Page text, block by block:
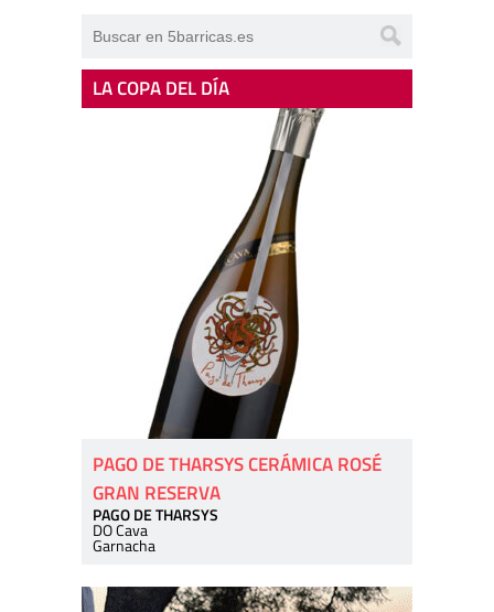
LA COPA DEL DÍA
PAGO DE THARSYS CERÁMICA ROSÉ
GRAN RESERVA
PAGO DE THARSYS
DO Cava
Garnacha